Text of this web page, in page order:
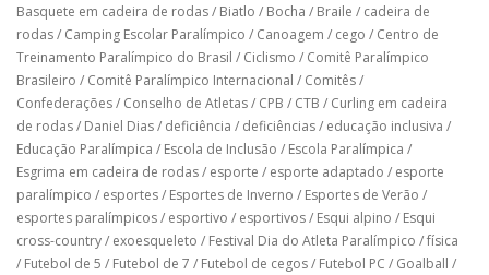
Basquete em cadeira de rodas/ Biatlo / Bocha / Braile / cadeira de
rodas/ Camping Escolar Paralímpico / Canoagem / cego / Centro de
Treinamento Paralímpico do Brasil / Ciclismo / Comitê Paralímpico
Brasileiro / Comitê Paralímpico Internacional / Comitês/
Confederações/ Conselho de Atletas/ CPB / CTB / Curling em cadeira
de rodas/ Daniel Dias/ deficiência / deficiências/ educação inclusiva /
Educação Paralímpica / Escola de Inclusão / Escola Paralímpica /
Esgrima em cadeira de rodas/ esporte / esporte adaptado / esporte
paralímpico / esportes/ Esportes de Inverno / Esportes de Verão /
esportes paralímpicos/ esportivo / esportivos/ Esqui alpino / Esqui
cross-country/ exoesqueleto / Festival Dia do Atleta Paralímpico /física
/ Futebol de 5 / Futebol de 7 / Futebol de cegos/ Futebol PC / Goalball /